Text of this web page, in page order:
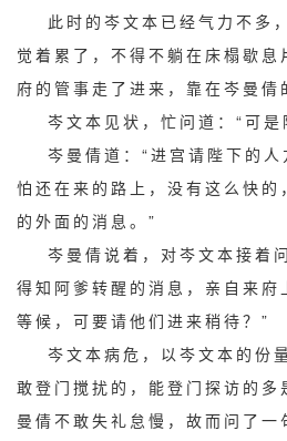
此时的岑文本已经气力不多
觉着累了，不得不躺在床榻歇息
府的管事走了进来，靠在岑曼倩
岑文本见状，忙问道：“可是
岑曼倩道：“进宫请陛下的人
怕还在来的路上，没有这么快的
的外面的消息。”
岑曼倩说着，对岑文本接着
得知阿爹转醒的消息，亲自来府
等候，可要请他们进来稍待？”
岑文本病危，以岑文本的份
敢登门搅扰的，能登门探访的多
曼倩不敢失礼怠慢，故而问了一